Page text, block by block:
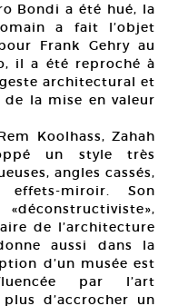
Bondi a été hué, la
a fait l’objet
Frank Gehry au
il a été reproché à
architectural et
la mise en valeur
Koolhass, Zahah
un style très
angles cassés,
effets-miroir. Son
de l’architecture
aussi dans la
d’un musée est
par l’art
d’accrocher un